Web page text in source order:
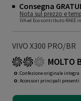
Consegna
Nota sul prezzo e
IVA ed Eco-contributo RAEE
VIVO X300 PRO/BR
MOLTO
O: Confezione originale integra
O: Accessori principali presenti